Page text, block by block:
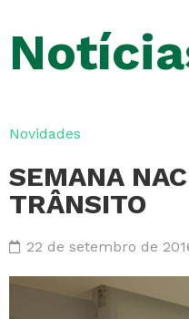
Novidades
SEMANA
TRÂNSITO
22 de setembro de